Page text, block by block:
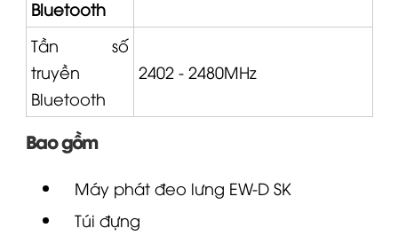
Tần số
truyền
Bluetooth
Bao gồm
Túi đựng
Hướng dẫn nhanh